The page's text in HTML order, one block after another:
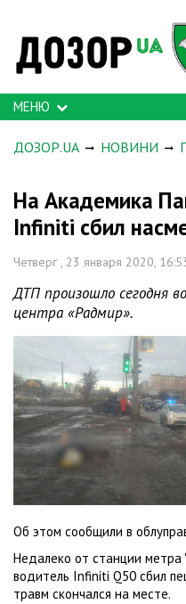
МЕНЮ
ДОЗОР.UA НОВИНИ
На Академика
Infiniti сбил
Четверг , 23 января 2020,
ДТП произошло сегодня
центра «Радмир».
Об этом сообщили в
Недалеко от станции
водитель Infiniti Q50 сбил
травм скончался на месте.